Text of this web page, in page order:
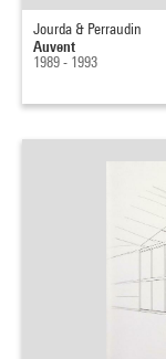
Jourda & Perraudin
Auvent
1989 - 1993